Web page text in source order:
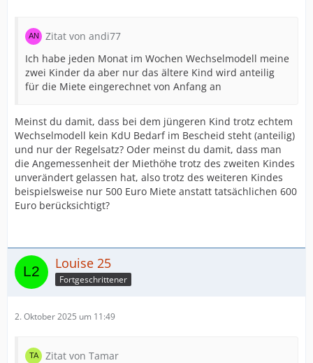
Zitat von andi77
Ich habe jeden Monat im Wochen Wechselmodell meine
zwei Kinder da aber nur das ältere Kind wird anteilig
für die Miete eingerechnet von Anfang an
Meinst du damit, dass bei dem jüngeren Kind trotz echtem
Wechselmodell kein KdU Bedarf im Bescheid steht (anteilig)
und nur der Regelsatz? Oder meinst du damit, dass man
die Angemessenheit der Miethöhe trotz des zweiten Kindes
unverändert gelassen hat, also trotz des weiteren Kindes
beispielsweise nur 500 Euro Miete anstatt tatsächlichen 600
Euro berücksichtigt?
Louise 25
Fortgeschrittener
2. Oktober 2025 um 11:49
Zitat von Tamar